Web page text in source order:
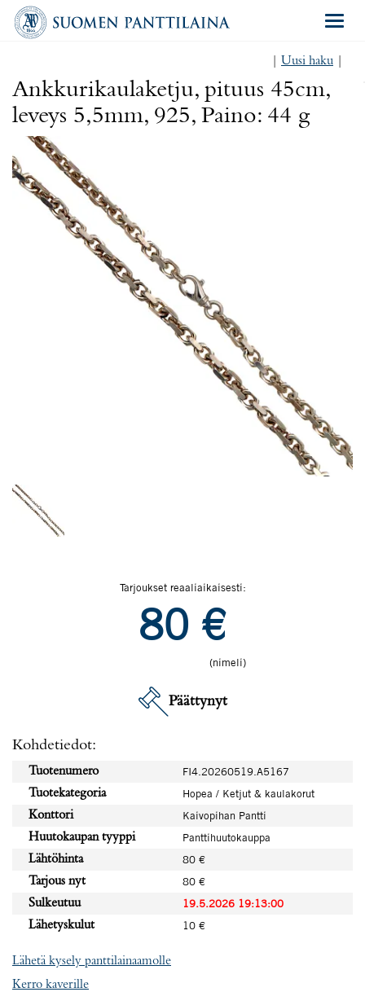
Uusi haku
Ankkurikaulaketju, pituus 45cm,
leveys 5,5mm, 925, Paino: 44 g
Tarjoukset reaaliaikaisesti:
80 €
(nimeli)
Päättynyt
Kohdetiedot:
Tuotenumero
FI4.20260519.A5167
Tuotekategoria
Hopea / Ketjut & kaulakorut
Konttori
Kaivopihan Pantti
Huutokaupan tyyppi
Panttihuutokauppa
Lähtöhinta
80 €
Tarjous nyt
80 €
Sulkeutuu
19.5.2026 19:13:00
Lähetyskulut
10 €
Lähetä kysely panttilainaamolle
Kerro kaverille